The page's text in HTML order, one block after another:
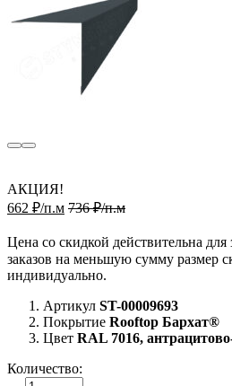
АКЦИЯ!
662 ₽/п.м 736 ₽/п.м
Цена со скидкой действительна для
заказов на меньшую сумму размер
индивидуально.
Артикул ST-00009693
Покрытие Rooftop Бархат®
Цвет RAL 7016,
Количество: